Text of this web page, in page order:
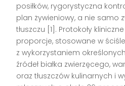
posiłków, rygorystyczna
plan żywieniowy, a nie samo
tłuszczu [1]. Protokoły
proporcje, stosowane w
z wykorzystaniem
źródeł białka zwierzęcego,
oraz tłuszczów kulinarnych i